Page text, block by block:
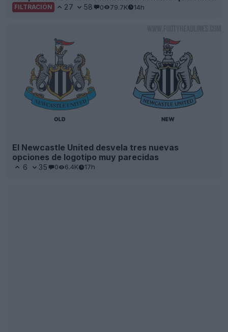
FILTRACIÓN 27 58 0 79.7K 14h
El Newcastle United desvela tres nuevas
opciones de logotipo muy parecidas
6 35 0 6.4K 17h